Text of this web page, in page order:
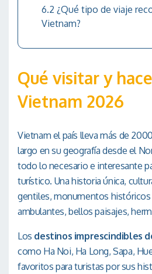
¿Qué tipo de viaje
Vietnam?
Qué visitar y
Vietnam 2026
Vietnam el país lleva más de
largo en su geografía desde el
todo lo necesario e interesante
turístico. Una historia única,
gentiles, monumentos
ambulantes, bellos paisajes,
Los destinos imprescindibles
como Ha Noi, Ha Long, Sapa,
favoritos para turistas por sus